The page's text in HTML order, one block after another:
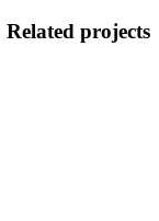
Related projects